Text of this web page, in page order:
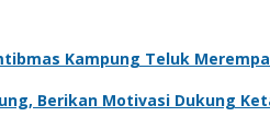
Kampung Teluk
Berikan Motivasi Dukung